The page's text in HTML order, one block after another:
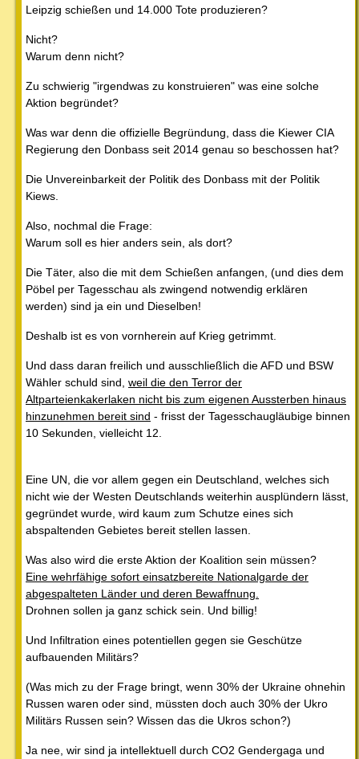
Leipzig schießen und 14.000 Tote produzieren?
Nicht?
Warum denn nicht?
Zu schwierig "irgendwas zu konstruieren" was eine solche
Aktion begründet?
Was war denn die offizielle Begründung, dass die Kiewer CIA
Regierung den Donbass seit 2014 genau so beschossen hat?
Die Unvereinbarkeit der Politik des Donbass mit der Politik
Kiews.
Also, nochmal die Frage:
Warum soll es hier anders sein, als dort?
Die Täter, also die mit dem Schießen anfangen, (und dies dem
Pöbel per Tagesschau als zwingend notwendig erklären
werden) sind ja ein und Dieselben!
Deshalb ist es von vornherein auf Krieg getrimmt.
Und dass daran freilich und ausschließlich die AFD und BSW
Wähler schuld sind, weil die den Terror der
Altparteienkakerlaken nicht bis zum eigenen Aussterben hinaus
hinzunehmen bereit sind - frisst der Tagesschaugläubige binnen
10 Sekunden, vielleicht 12.
Eine UN, die vor allem gegen ein Deutschland, welches sich
nicht wie der Westen Deutschlands weiterhin ausplündern lässt,
gegründet wurde, wird kaum zum Schutze eines sich
abspaltenden Gebietes bereit stellen lassen.
Was also wird die erste Aktion der Koalition sein müssen?
Eine wehrfähige sofort einsatzbereite Nationalgarde der
abgespalteten Länder und deren Bewaffnung.
Drohnen sollen ja ganz schick sein. Und billig!
Und Infiltration eines potentiellen gegen sie Geschütze
aufbauenden Militärs?
(Was mich zu der Frage bringt, wenn 30% der Ukraine ohnehin
Russen waren oder sind, müssten doch auch 30% der Ukro
Militärs Russen sein? Wissen das die Ukros schon?)
Ja nee, wir sind ja intellektuell durch CO2 Gendergaga und